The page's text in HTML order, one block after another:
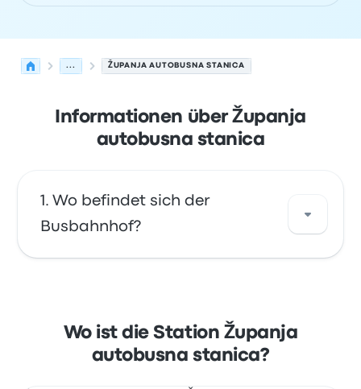
... ŽUPANJA AUTOBUSNA STANICA
Informationen über Županja
autobusna stanica
Wo befindet sich der
Busbahnhof?
Sehen Sie sich den Standort dieser
Bushaltestelle in Županja auf einer Karte an.
Wo ist die Station Županja
autobusna stanica?